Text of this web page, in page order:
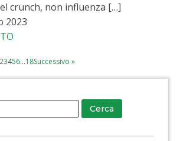
crunch, non influenza […]
2023
23456…18Successivo »